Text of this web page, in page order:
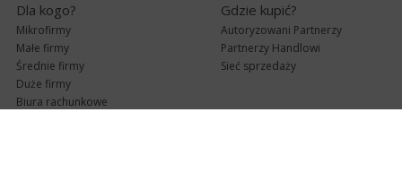
Dla kogo?
Mikrofirmy
Małe firmy
Średnie firmy
Duże firmy
Biura rachunkowe
Gdzie kupić?
Autoryzowani Partnerzy
Partnerzy Handlowi
Sieć sprzedaży